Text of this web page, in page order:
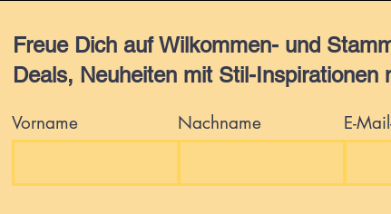
Freue Dich auf Wilkommen- und
Deals, Neuheiten mit Stil-Inspirationen
Vorname Nachname E-